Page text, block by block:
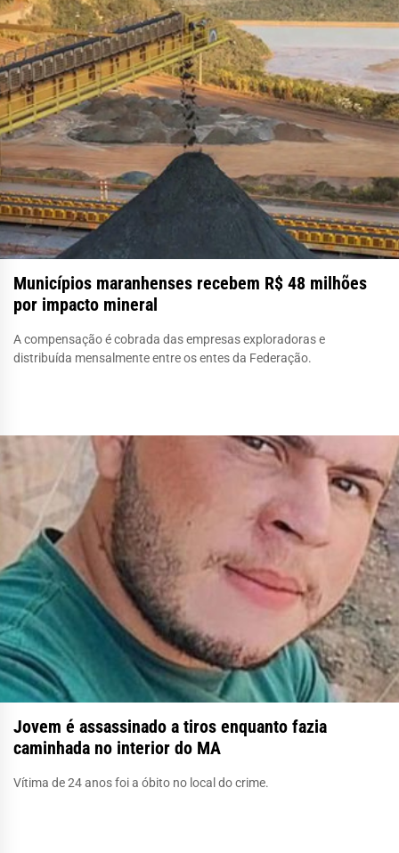
Municípios maranhenses recebem R$ 48 milhões
por impacto mineral
A compensação é cobrada das empresas exploradoras e
distribuída mensalmente entre os entes da Federação.
Jovem é assassinado a tiros enquanto fazia
caminhada no interior do MA
Vítima de 24 anos foi a óbito no local do crime.